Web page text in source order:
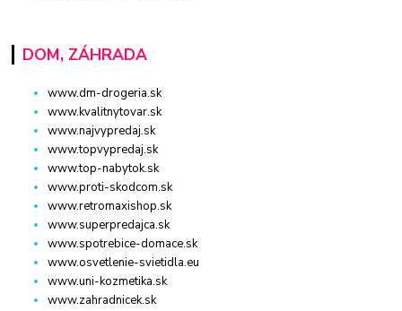
DOM, ZÁHRADA
www.dm-drogeria.sk
www.kvalitnytovar.sk
www.najvypredaj.sk
www.topvypredaj.sk
www.top-nabytok.sk
www.proti-skodcom.sk
www.retromaxishop.sk
www.superpredajca.sk
www.spotrebice-domace.sk
www.osvetlenie-svietidla.eu
www.uni-kozmetika.sk
www.zahradnicek.sk